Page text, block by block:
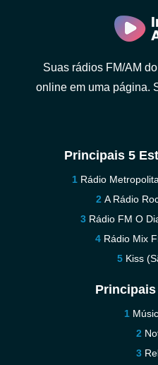
Suas rádios FM/AM
online em uma página.
Principais 5
Rádio
A Rádio
Rádio FM O
Rádio Mix
Kiss
Principais